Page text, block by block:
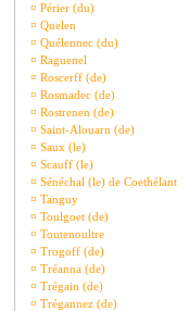
¤ Périer (du)
¤ Quelen
¤ Quélennec (du)
¤ Raguenel
¤ Roscerff (de)
¤ Rosmadec (de)
¤ Rostrenen (de)
¤ Saint-Alouarn (de)
¤ Saux (le)
¤ Scauff (le)
¤ Sénéchal (le) de Coethélant
¤ Tanguy
¤ Toulgoet (de)
¤ Toutenoultre
¤ Trogoff (de)
¤ Tréanna (de)
¤ Trégain (de)
¤ Trégannez (de)